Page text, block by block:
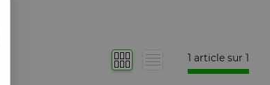
1 article sur 1